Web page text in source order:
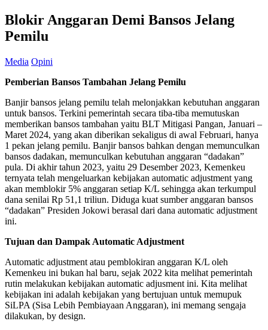
Blokir Anggaran Demi Bansos Jelang
Pemilu
Media Opini
Pemberian Bansos Tambahan Jelang Pemilu
Banjir bansos jelang pemilu telah melonjakkan kebutuhan anggaran
untuk bansos. Terkini pemerintah secara tiba-tiba memutuskan
memberikan bansos tambahan yaitu BLT Mitigasi Pangan, Januari –
Maret 2024, yang akan diberikan sekaligus di awal Februari, hanya
1 pekan jelang pemilu. Banjir bansos bahkan dengan memunculkan
bansos dadakan, memunculkan kebutuhan anggaran “dadakan”
pula. Di akhir tahun 2023, yaitu 29 Desember 2023, Kemenkeu
ternyata telah mengeluarkan kebijakan automatic adjustment yang
akan memblokir 5% anggaran setiap K/L sehingga akan terkumpul
dana senilai Rp 51,1 triliun. Diduga kuat sumber anggaran bansos
“dadakan” Presiden Jokowi berasal dari dana automatic adjustment
ini.
Tujuan dan Dampak Automatic Adjustment
Automatic adjustment atau pemblokiran anggaran K/L oleh
Kemenkeu ini bukan hal baru, sejak 2022 kita melihat pemerintah
rutin melakukan kebijakan automatic adjusment ini. Kita melihat
kebijakan ini adalah kebijakan yang bertujuan untuk memupuk
SiLPA (Sisa Lebih Pembiayaan Anggaran), ini memang sengaja
dilakukan, by design.